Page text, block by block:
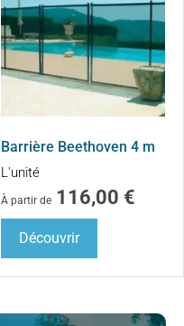
Barrière Beethoven 4 m
L'unité
À partir de 116,00 €
Découvrir